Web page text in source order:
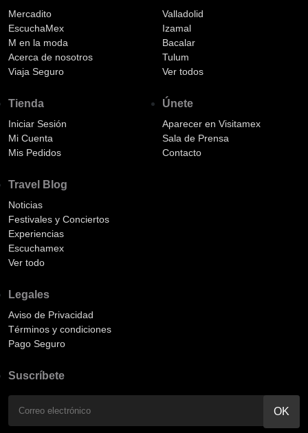
Mercadito
EscuchaMex
M en la moda
Acerca de nosotros
Viaja Seguro
Tienda
Iniciar Sesión
Mi Cuenta
Mis Pedidos
Valladolid
Izamal
Bacalar
Tulum
Ver todos
Únete
Aparecer en Visitamex
Sala de Prensa
Contacto
Travel Blog
Noticias
Festivales y Conciertos
Experiencias
Escuchamex
Ver todo
Legales
Aviso de Privacidad
Términos y condiciones
Pago Seguro
Suscríbete